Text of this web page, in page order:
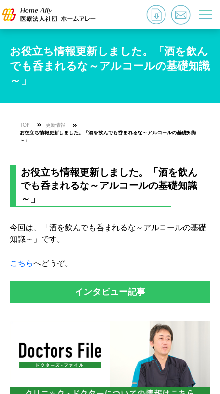
お役立ち情報更新しました。「酒を飲ん
でも呑まれるな～アルコールの基礎知識
～」
TOP 更新情報
お役立ち情報更新しました。「酒を飲んでも呑まれるな～アルコールの基礎知識
～」
お役立ち情報更新しました。「酒を飲ん
でも呑まれるな～アルコールの基礎知識
～」
今回は、「酒を飲んでも呑まれるな～アルコールの基礎
知識～」です。
こちらへどうぞ。
インタビュー記事